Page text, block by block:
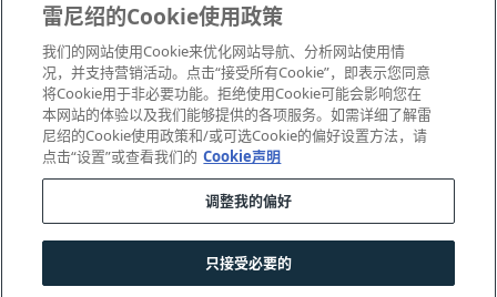
© 2001-2026 Renishaw plc。版权所有。
联系我们 | | | | 指南
沪公网安备 31010602004385号
雷尼绍的Cookie使用政策
我们的网站使用Cookie来优化网站导航、分析网站使用情
况，并支持营销活动。点击“接受所有Cookie”，即表示您同意
将Cookie用于非必要功能。拒绝使用Cookie可能会影响您在
本网站的体验以及我们能够提供的各项服务。如需详细了解雷
尼绍的Cookie使用政策和/或可选Cookie的偏好设置方法，请
点击“设置”或查看我们的 Cookie声明
调整我的偏好
只接受必要的